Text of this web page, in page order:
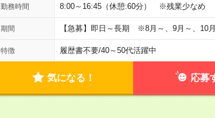
勤務時間 8:00～16:45（休憩:60分） ※残業少なめ
期間 【急募】即日～長期 ※8月～、9月～、10
特徴 履歴書不要/40～50代活躍中
気になる！ 応募